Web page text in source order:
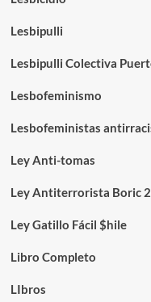
Lesbipulli
Lesbipulli Colectiva
Lesbofeminismo
Lesbofeministas
Ley Anti-tomas
Ley Antiterrorista Boric
Ley Gatillo Fácil $hile
Libro Completo
LIbros